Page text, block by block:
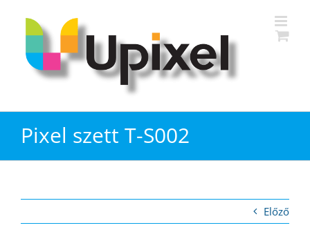
Pixel szett T-S002
Előző